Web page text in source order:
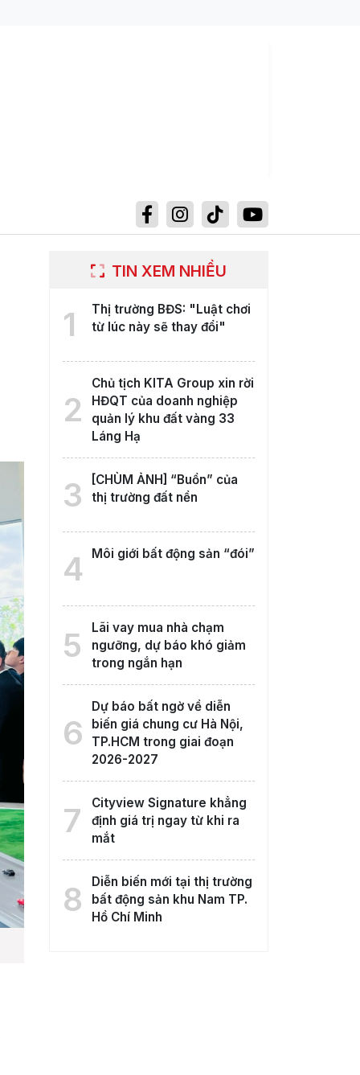
TIN XEM NHIỀU
1
Thị trường BĐS: "Luật chơi
từ lúc này sẽ thay đổi"
2
Chủ tịch KITA Group xin rời
HĐQT của doanh nghiệp
quản lý khu đất vàng 33
Láng Hạ
3
[CHÙM ẢNH] “Buồn” của
thị trường đất nền
4 Môi giới bất động sản “đói”
5
Lãi vay mua nhà chạm
ngưỡng, dự báo khó giảm
trong ngắn hạn
6
Dự báo bất ngờ về diễn
biến giá chung cư Hà Nội,
TP.HCM trong giai đoạn
2026-2027
7
Cityview Signature khẳng
định giá trị ngay từ khi ra
mắt
8
Diễn biến mới tại thị trường
bất động sản khu Nam TP.
Hồ Chí Minh